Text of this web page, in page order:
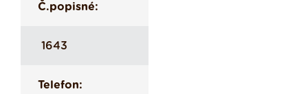
Č.popisné:
1643
Telefon: